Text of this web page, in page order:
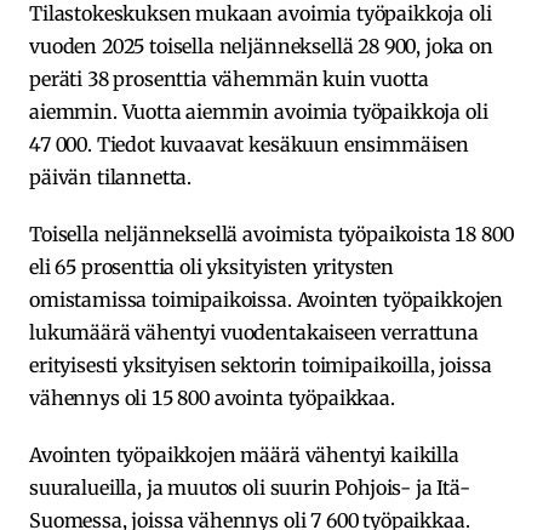
Tilastokeskuksen mukaan avoimia työpaikkoja oli
vuoden 2025 toisella neljänneksellä 28 900, joka on
peräti 38 prosenttia vähemmän kuin vuotta
aiemmin. Vuotta aiemmin avoimia työpaikkoja oli
47 000. Tiedot kuvaavat kesäkuun ensimmäisen
päivän tilannetta.
Toisella neljänneksellä avoimista työpaikoista 18 800
eli 65 prosenttia oli yksityisten yritysten
omistamissa toimipaikoissa. Avointen työpaikkojen
lukumäärä vähentyi vuodentakaiseen verrattuna
erityisesti yksityisen sektorin toimipaikoilla, joissa
vähennys oli 15 800 avointa työpaikkaa.
Avointen työpaikkojen määrä vähentyi kaikilla
suuralueilla, ja muutos oli suurin Pohjois- ja Itä-
Suomessa, joissa vähennys oli 7 600 työpaikkaa.